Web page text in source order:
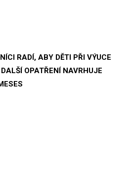
RADÍ, ABY DĚTI PŘI VÝUCE
OPATŘENÍ NAVRHUJE